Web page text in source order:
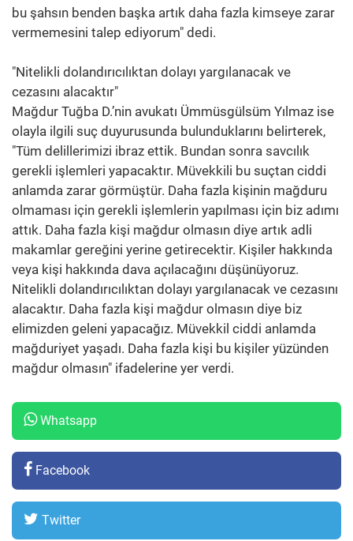
bu şahsın benden başka artık daha fazla kimseye zarar
vermemesini talep ediyorum" dedi.
"Nitelikli dolandırıcılıktan dolayı yargılanacak ve
cezasını alacaktır"
Mağdur Tuğba D.’nin avukatı Ümmüsgülsüm Yılmaz ise
olayla ilgili suç duyurusunda bulunduklarını belirterek,
"Tüm delillerimizi ibraz ettik. Bundan sonra savcılık
gerekli işlemleri yapacaktır. Müvekkili bu suçtan ciddi
anlamda zarar görmüştür. Daha fazla kişinin mağduru
olmaması için gerekli işlemlerin yapılması için biz adımı
attık. Daha fazla kişi mağdur olmasın diye artık adli
makamlar gereğini yerine getirecektir. Kişiler hakkında
veya kişi hakkında dava açılacağını düşünüyoruz.
Nitelikli dolandırıcılıktan dolayı yargılanacak ve cezasını
alacaktır. Daha fazla kişi mağdur olmasın diye biz
elimizden geleni yapacağız. Müvekkil ciddi anlamda
mağduriyet yaşadı. Daha fazla kişi bu kişiler yüzünden
mağdur olmasın" ifadelerine yer verdi.
Whatsapp
Facebook
Twitter